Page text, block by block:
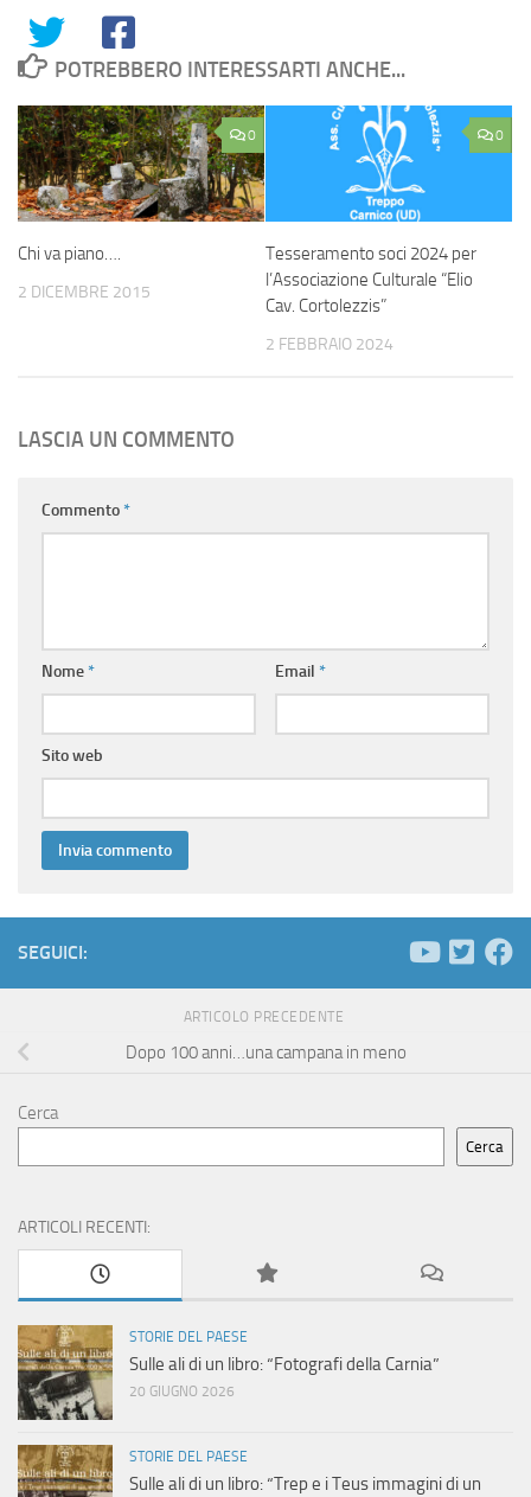
POTREBBERO INTERESSARTI ANCHE...
0
Chi va piano….
2 DICEMBRE 2015
0
Tesseramento soci 2024 per
l’Associazione Culturale “Elio
Cav. Cortolezzis”
2 FEBBRAIO 2024
LASCIA UN COMMENTO
Commento*
Nome* Email *
Sito web
SEGUICI:
ARTICOLO PRECEDENTE
Dopo 100 anni…una campana in meno
Cerca
Cerca
ARTICOLI RECENTI:
STORIE DEL PAESE
Sulle ali di un libro: “Fotografi della Carnia”
20 GIUGNO 2026
STORIE DEL PAESE
Sulle ali di un libro: “Trep e i Teus immagini di un